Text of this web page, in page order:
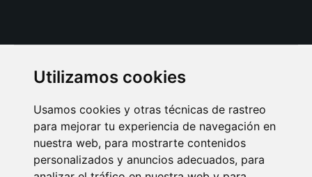
Utilizamos cookies
Usamos cookies y otras técnicas de rastreo
para mejorar tu experiencia de navegación en
nuestra web, para mostrarte contenidos
personalizados y anuncios adecuados, para